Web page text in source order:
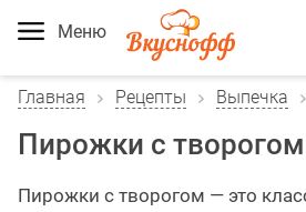
Меню
Главная Рецепты Выпечка
Пирожки с творогом
Пирожки с творогом — это